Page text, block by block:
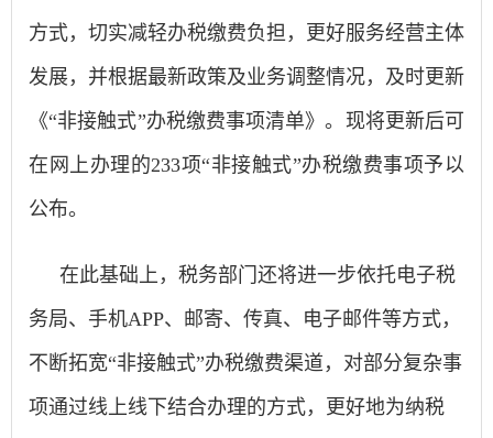
方式，切实减轻办税缴费负担，更好服务经营主体
发展，并根据最新政策及业务调整情况，及时更新
《“非接触式”办税缴费事项清单》。现将更新后可
在网上办理的233项“非接触式”办税缴费事项予以
公布。
在此基础上，税务部门还将进一步依托电子税
务局、手机APP、邮寄、传真、电子邮件等方式，
不断拓宽“非接触式”办税缴费渠道，对部分复杂事
项通过线上线下结合办理的方式，更好地为纳税